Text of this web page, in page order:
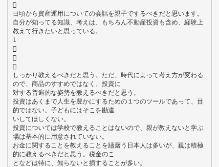

日頃から資産運用についての会話を親子でするべきだと思います。
自分が知ってる知識、考えは、もちろん不動産投資も含め、経験上
教えて行きたいと思っている。
1



しっかり教えるべきだと思う。ただ、時代によって考え方が変わる
ので、商品のすすめではなく、投資に
対する普遍的な姿勢を教えるべきだと思う。
投資はあくまで人生を豊かにするための１つのツールであって、目
的ではない。子どもにはそこを勘違
いしてほしくない。
投資については学校で教えることはないので、親が教えないと学ぶ
場は基本的に用意されていない。
お金に関することを教えることを躊躇う日本人は多いが、親は積極
的に教えるべきだと思う。税金のこ
となどは特に、知らないと損することが多い。